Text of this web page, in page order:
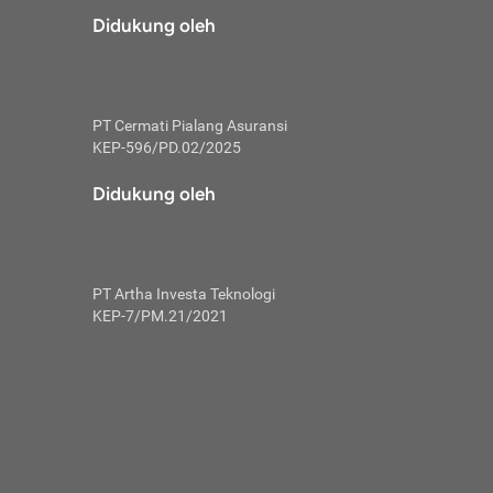
tidak
skor
Mulai
kembali ideal.
utang
Didukung oleh
PT Cermati Pialang Asuransi
KEP-596/PD.02/2025
Didukung oleh
PT Artha Investa Teknologi
KEP-7/PM.21/2021